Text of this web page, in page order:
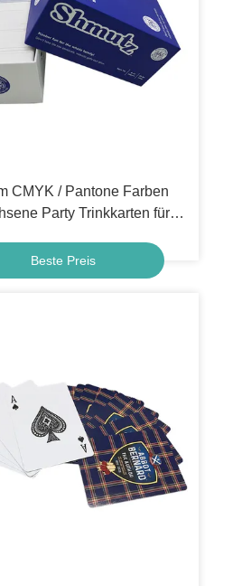
CMYK / Pantone Farben
Party Trinkkarten für
Beste Preis